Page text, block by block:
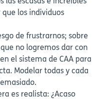
los individuos
de frustrarnos; sobre
no logremos dar con
el sistema de CAA para
Modelar todas y cada
es realista: ¿Acaso